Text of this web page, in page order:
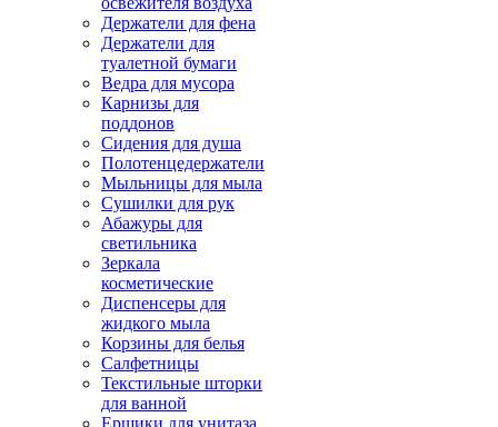
Держатели для фена
Держатели для
туалетной бумаги
Ведра для мусора
Карнизы для
поддонов
Сидения для душа
Полотенцедержатели
Мыльницы для мыла
Сушилки для рук
Абажуры для
светильника
Зеркала
косметические
Диспенсеры для
жидкого мыла
Корзины для белья
Салфетницы
Текстильные шторки
для ванной
Ершики для унитаза